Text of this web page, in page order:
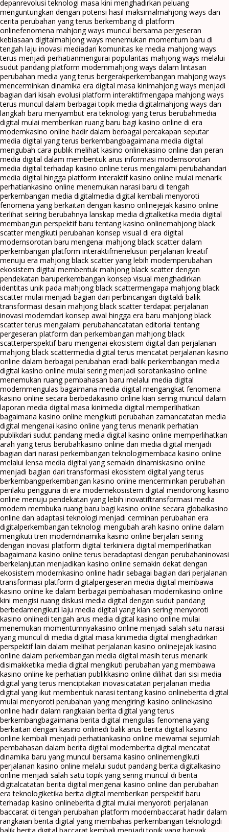
depanrevolusi teknologi masa kini menghadirkan peluang
menguntungkan dengan potensi hasil maksimalmahjong ways dan
cerita perubahan yang terus berkembang di platform
onlinefenomena mahjong ways muncul bersama pergeseran
kebiasaan digitalmahjong ways menemukan momentum baru di
tengah laju inovasi mediadari komunitas ke media mahjong ways
terus menjadi perhatianmengurai popularitas mahjong ways melalui
sudut pandang platform modernmahjong ways dalam lintasan
perubahan media yang terus bergerakperkembangan mahjong ways
mencerminkan dinamika era digital masa kinimahjong ways menjadi
bagian dari kisah evolusi platform interaktifmengapa mahjong ways
terus muncul dalam berbagai topik media digitalmahjong ways dan
langkah baru menyambut era teknologi yang terus berubahmedia
digital mulai memberikan ruang baru bagi kasino online di era
modernkasino online hadir dalam berbagai percakapan seputar
media digital yang terus berkembangbagaimana media digital
mengubah cara publik melihat kasino onlinekasino online dan peran
media digital dalam membentuk arus informasi modernsorotan
media digital terhadap kasino online terus mengalami perubahandari
media digital hingga platform interaktif kasino online mulai menarik
perhatiankasino online menemukan narasi baru di tengah
perkembangan media digitalmedia digital kembali menyoroti
fenomena yang berkaitan dengan kasino onlinejejak kasino online
terlihat seiring berubahnya lanskap media digitalketika media digital
membangun perspektif baru tentang kasino onlinemahjong black
scatter mengikuti perubahan konsep visual di era digital
modernsorotan baru mengenai mahjong black scatter dalam
perkembangan platform interaktifmenelusuri perjalanan kreatif
menuju era mahjong black scatter yang lebih modernperubahan
ekosistem digital membentuk mahjong black scatter dengan
pendekatan baruperkembangan konsep visual menghadirkan
identitas unik pada mahjong black scattermengapa mahjong black
scatter mulai menjadi bagian dari perbincangan digitaldi balik
transformasi desain mahjong black scatter terdapat perjalanan
inovasi moderndari konsep awal hingga era baru mahjong black
scatter terus mengalami perubahancatatan editorial tentang
pergeseran platform dan perkembangan mahjong black
scatterperspektif baru mengenai ekosistem digital dan perjalanan
mahjong black scattermedia digital terus mencatat perjalanan kasino
online dalam berbagai perubahan eradi balik perkembangan media
digital kasino online mulai sering menjadi sorotankasino online
menemukan ruang pembahasan baru melalui media digital
modernmengulas bagaimana media digital mengangkat fenomena
kasino online secara berbedakasino online kian sering muncul dalam
laporan media digital masa kinimedia digital memperlihatkan
bagaimana kasino online mengikuti perubahan zamancatatan media
digital mengenai kasino online yang terus menarik perhatian
publikdari sudut pandang media digital kasino online memperlihatkan
arah yang terus berubahkasino online dan media digital menjadi
bagian dari narasi perkembangan teknologimembaca kasino online
melalui lensa media digital yang semakin dinamiskasino online
menjadi bagian dari transformasi ekosistem digital yang terus
berkembangperkembangan kasino online mencerminkan perubahan
perilaku pengguna di era modernekosistem digital mendorong kasino
online menuju pendekatan yang lebih inovatiftransformasi media
modern membuka ruang baru bagi kasino online secara globalkasino
online dan adaptasi teknologi menjadi cerminan perubahan era
digitalperkembangan teknologi mengubah arah kasino online dalam
mengikuti tren moderndinamika kasino online berjalan seiring
dengan inovasi platform digital terkiniera digital memperlihatkan
bagaimana kasino online terus beradaptasi dengan perubahaninovasi
berkelanjutan menjadikan kasino online semakin dekat dengan
ekosistem modernkasino online hadir sebagai bagian dari perjalanan
transformasi platform digitalpergeseran media digital membawa
kasino online ke dalam berbagai pembahasan modernkasino online
kini mengisi ruang diskusi media digital dengan sudut pandang
berbedamengikuti laju media digital yang kian sering menyoroti
kasino onlinedi tengah arus media digital kasino online mulai
menemukan momentumnyakasino online menjadi salah satu narasi
yang muncul di media digital masa kinimedia digital menghadirkan
perspektif lain dalam melihat perjalanan kasino onlinejejak kasino
online dalam perkembangan media digital masih terus menarik
disimakketika media digital mengikuti perubahan yang membawa
kasino online ke perhatian publikkasino online dilihat dari sisi media
digital yang terus menciptakan inovasicatatan perjalanan media
digital yang ikut membentuk narasi tentang kasino onlineberita digital
mulai menyoroti perubahan yang mengiringi kasino onlinekasino
online hadir dalam rangkaian berita digital yang terus
berkembangbagaimana berita digital mengulas fenomena yang
berkaitan dengan kasino onlinedi balik arus berita digital kasino
online kembali menjadi perhatiankasino online mewarnai sejumlah
pembahasan dalam berita digital modernberita digital mencatat
dinamika baru yang muncul bersama kasino onlinemengikuti
perjalanan kasino online melalui sudut pandang berita digitalkasino
online menjadi salah satu topik yang sering muncul di berita
digitalcatatan berita digital mengenai kasino online dan perubahan
era teknologiketika berita digital memberikan perspektif baru
terhadap kasino onlineberita digital mulai menyoroti perjalanan
baccarat di tengah perubahan platform modernbaccarat hadir dalam
rangkaian berita digital yang membahas perkembangan teknologidi